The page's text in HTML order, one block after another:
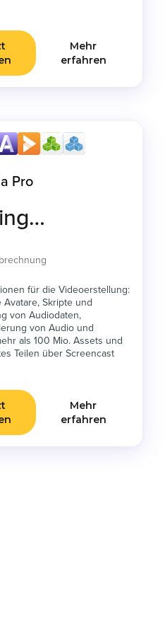
Mehr
erfahren
Pro
für die Videoerstellung:
Avatare, Skripte und
von Audiodaten,
von Audio und
als 100 Mio. Assets und
Teilen über Screencast
Mehr
erfahren